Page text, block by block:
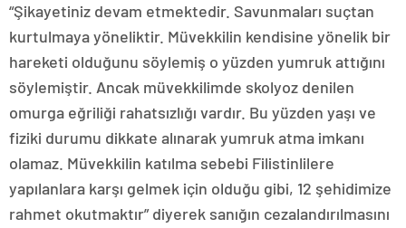
“Şikayetiniz devam etmektedir. Savunmaları suçtan
kurtulmaya yöneliktir. Müvekkilin kendisine yönelik bir
hareketi olduğunu söylemiş o yüzden yumruk attığını
söylemiştir. Ancak müvekkilimde skolyoz denilen
omurga eğriliği rahatsızlığı vardır. Bu yüzden yaşı ve
fiziki durumu dikkate alınarak yumruk atma imkanı
olamaz. Müvekkilin katılma sebebi Filistinlilere
yapılanlara karşı gelmek için olduğu gibi, 12 şehidimize
rahmet okutmaktır” diyerek sanığın cezalandırılmasını